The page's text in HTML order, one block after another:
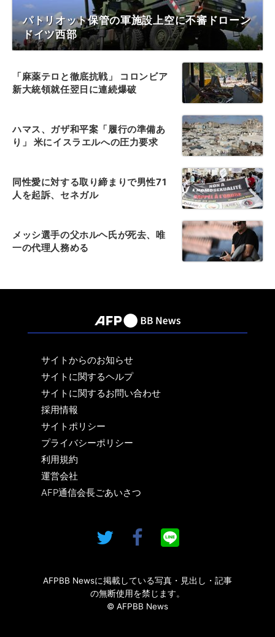
パトリオット保管の軍施設上空に不審ドローン
ドイツ西部
「麻薬テロと徹底抗戦」 コロンビア
新大統領就任翌日に連続爆破
ハマス、ガザ和平案「履行の準備あ
り」 米にイスラエルへの圧力要求
同性愛に対する取り締まりで男性71
人を起訴、セネガル
メッシ選手の父ホルヘ氏が死去、唯
一の代理人務める
サイトからのお知らせ
サイトに関するヘルプ
サイトに関するお問い合わせ
採用情報
サイトポリシー
プライバシーポリシー
利用規約
運営会社
AFP通信会長ごあいさつ
AFPBB Newsに掲載している写真・見出し・記事
の無断使用を禁じます。
© AFPBB News